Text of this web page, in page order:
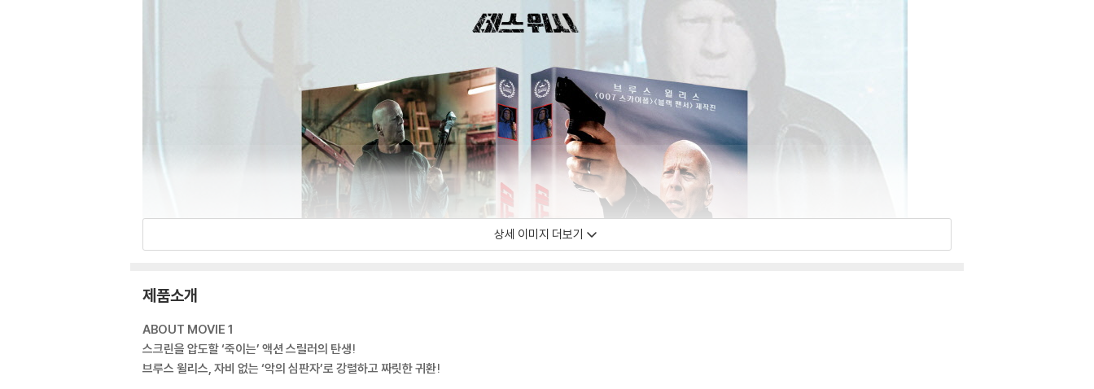
상세 이미지 더보기
제품소개
ABOUT MOVIE 1
스크린을 압도할 ‘죽이는’ 액션 스릴러의 탄생!
브루스 윌리스, 자비 없는 ‘악의 심판자’로 강렬하고 짜릿한 귀환!